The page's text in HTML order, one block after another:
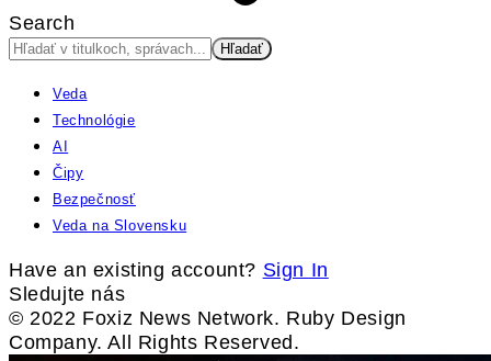
Search
Veda
Technológie
AI
Čipy
Bezpečnosť
Veda na Slovensku
Have an existing account? Sign In
Sledujte nás
© 2022 Foxiz News Network. Ruby Design
Company. All Rights Reserved.